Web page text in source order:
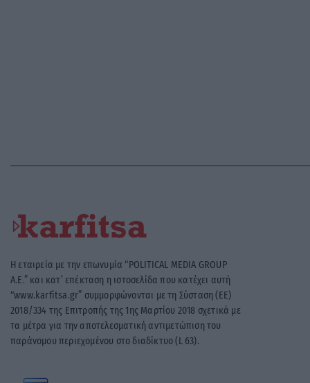
Η εταιρεία με την επωνυμία “POLITICAL MEDIA GROUP
A.E.” και κατ’ επέκταση η ιστοσελίδα που κατέχει αυτή
“www.karfitsa.gr” συμμορφώνονται με τη Σύσταση (ΕΕ)
2018/334 της Επιτροπής της 1ης Μαρτίου 2018 σχετικά με
τα μέτρα για την αποτελεσματική αντιμετώπιση του
παράνομου περιεχομένου στο διαδίκτυο (L 63).